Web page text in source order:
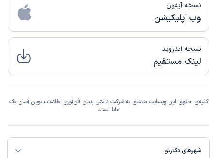
نسخه آیفون
وب اپلیکیشن
نسخه اندروید
لینک مستقیم
کلیه‌ی حقوق این وبسایت متعلق به شرکت دانش بنیان فن‌آوری اطلاعات نوین آسان تِک
مانا است.
شهرهای دکترتو